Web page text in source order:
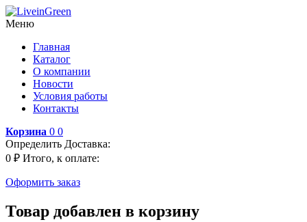
Меню
Главная
Каталог
О компании
Новости
Условия работы
Контакты
Корзина 0 0
Определить Доставка:
0 ₽ Итого, к оплате:
Оформить заказ
Товар добавлен в корзину